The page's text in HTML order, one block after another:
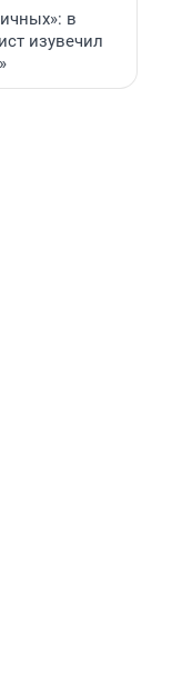
в
изувечил